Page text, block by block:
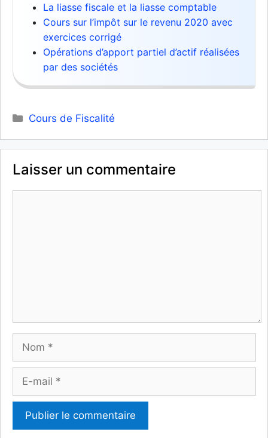
La liasse fiscale et la liasse comptable
Cours sur l’impôt sur le revenu 2020 avec
exercices corrigé
Opérations d’apport partiel d’actif réalisées
par des sociétés
Catégories
Cours de Fiscalité
Laisser un commentaire
Nom